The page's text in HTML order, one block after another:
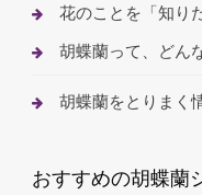
花のことを「知り
胡蝶蘭って、どん
胡蝶蘭をとりまく
おすすめの胡蝶蘭